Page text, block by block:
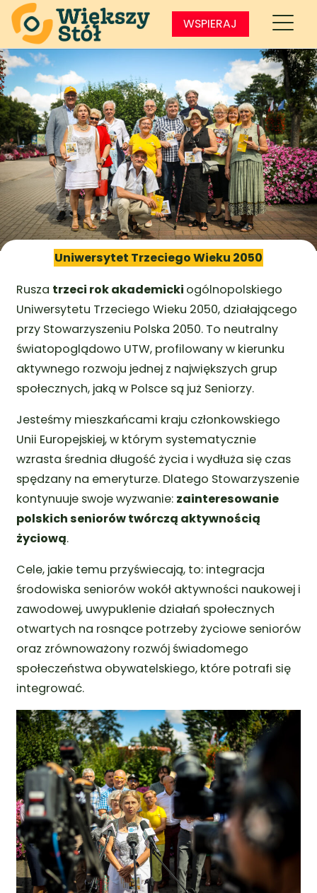
WSPIERAJ
Uniwersytet Trzeciego Wieku 2050
Rusza trzeci rok akademicki ogólnopolskiego
Uniwersytetu Trzeciego Wieku 2050, działającego
przy Stowarzyszeniu Polska 2050. To neutralny
światopoglądowo UTW, profilowany w kierunku
aktywnego rozwoju jednej z największych grup
społecznych, jaką w Polsce są już Seniorzy.
Jesteśmy mieszkańcami kraju członkowskiego
Unii Europejskiej, w którym systematycznie
wzrasta średnia długość życia i wydłuża się czas
spędzany na emeryturze. Dlatego Stowarzyszenie
kontynuuje swoje wyzwanie: zainteresowanie
polskich seniorów twórczą aktywnością
życiową.
Cele, jakie temu przyświecają, to: integracja
środowiska seniorów wokół aktywności naukowej i
zawodowej, uwypuklenie działań społecznych
otwartych na rosnące potrzeby życiowe seniorów
oraz zrównoważony rozwój świadomego
społeczeństwa obywatelskiego, które potrafi się
integrować.